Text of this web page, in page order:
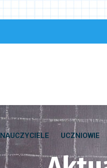
NAUCZYCIELE UCZNIOWIE